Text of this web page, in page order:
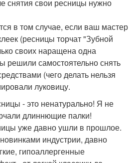
снятия свои ресницы нужно
в том случае, если ваш мастер
(ресницы торчат "Зубной
своих наращена одна
решили самостоятельно снять
(чего делать нельзя
луковицу.
- это ненатурально! Я не
длиннющие палки!
уже давно ушли в прошлое.
индустрии, давно
гипоаллергенные